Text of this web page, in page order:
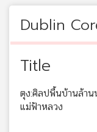
Dublin
Title
ตุง:ศิลปพื้นบ้านล้า
แม่ฟ้าหลวง